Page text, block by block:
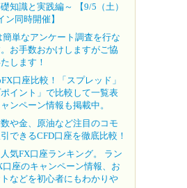
知識と実践編～ 【9/5（土）
ン同時開催】
簡単なアンケート調査を行な
お手数おかけしますがご協
します！
口座比較！「スプレッド」
イント」で比較して一覧表
ンペーン情報も掲載中。
や金、原油など注目のコモ
できるCFD口座を徹底比較！
気FX口座ランキング。 ラン
口座のキャンペーン情報、お
などを初心者にもわかりや